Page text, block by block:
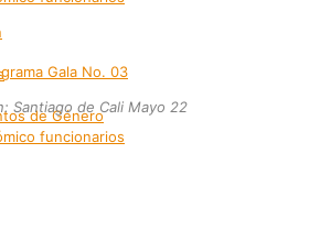
de Género
funcionarios
Gala No. 03
Santiago de Cali Mayo 22